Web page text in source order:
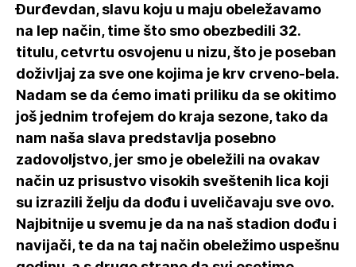
Đurđevdan, slavu koju u maju obeležavamo
na lep način, time što smo obezbedili 32.
titulu, cetvrtu osvojenu u nizu, što je poseban
doživljaj za sve one kojima je krv crveno-bela.
Nadam se da ćemo imati priliku da se okitimo
još jednim trofejem do kraja sezone, tako da
nam naša slava predstavlja posebno
zadovoljstvo, jer smo je obeležili na ovakav
način uz prisustvo visokih sveštenih lica koji
su izrazili želju da dođu i uveličavaju sve ovo.
Najbitnije u svemu je da na naš stadion dođu i
navijači, te da na taj način obeležimo uspešnu